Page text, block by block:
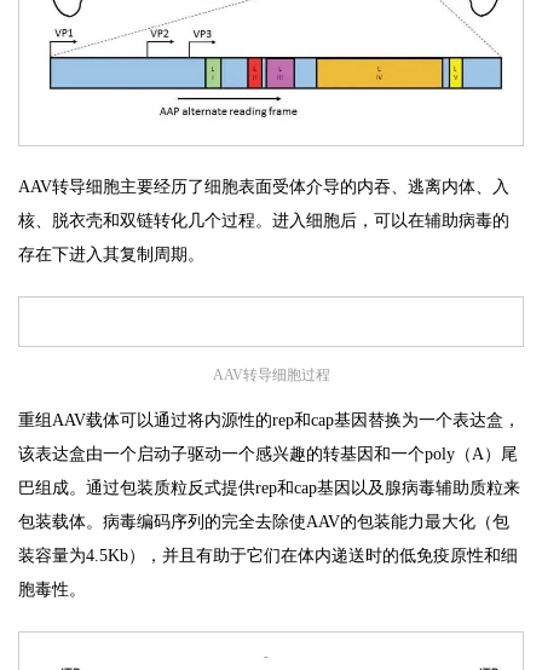
AAV转导细胞主要经历了细胞表面受体介导的内吞、逃离内体、入
核、脱衣壳和双链转化几个过程。进入细胞后，可以在辅助病毒的
存在下进入其复制周期。
AAV转导细胞过程
重组AAV载体可以通过将内源性的rep和cap基因替换为一个表达盒，
该表达盒由一个启动子驱动一个感兴趣的转基因和一个poly（A）尾
巴组成。通过包装质粒反式提供rep和cap基因以及腺病毒辅助质粒来
包装载体。病毒编码序列的完全去除使AAV的包装能力最大化（包
装容量为4.5Kb），并且有助于它们在体内递送时的低免疫原性和细
胞毒性。